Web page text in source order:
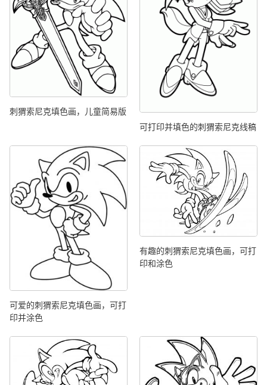
刺猬索尼克填色画，儿童简易版
可打印并填色的刺猬索尼克线稿
可爱的刺猬索尼克填色画，可打
印并涂色
有趣的刺猬索尼克填色画，可打
印和涂色